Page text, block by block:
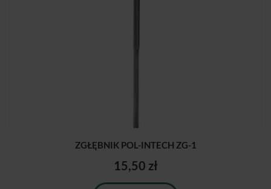
ZGŁĘBNIK POL-INTECH ZG-1
15,50 zł